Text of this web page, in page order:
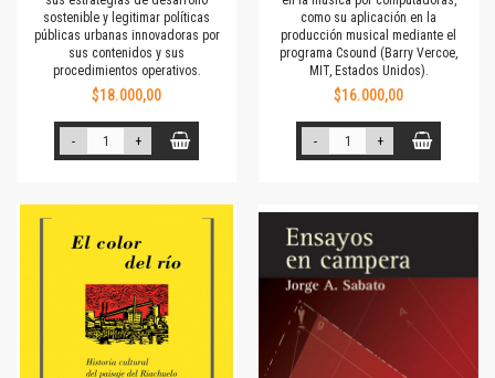
sostenible y legitimar políticas
públicas urbanas innovadoras por
sus contenidos y sus
procedimientos operativos.
$18.000,00
- +
como su aplicación en la
producción musical mediante el
programa Csound (Barry Vercoe,
MIT, Estados Unidos).
$16.000,00
- +